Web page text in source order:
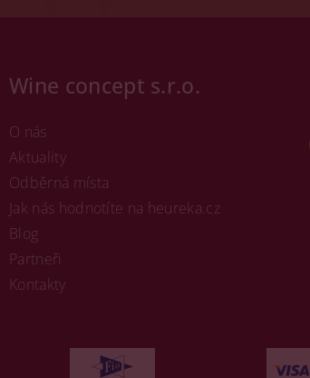
Wine concept s.r.o.
O nás
Aktuality
Odběrná místa
Jak nás hodnotíte na heureka.cz
Blog
Partneři
Kontakty